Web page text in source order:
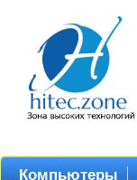
Компьютеры